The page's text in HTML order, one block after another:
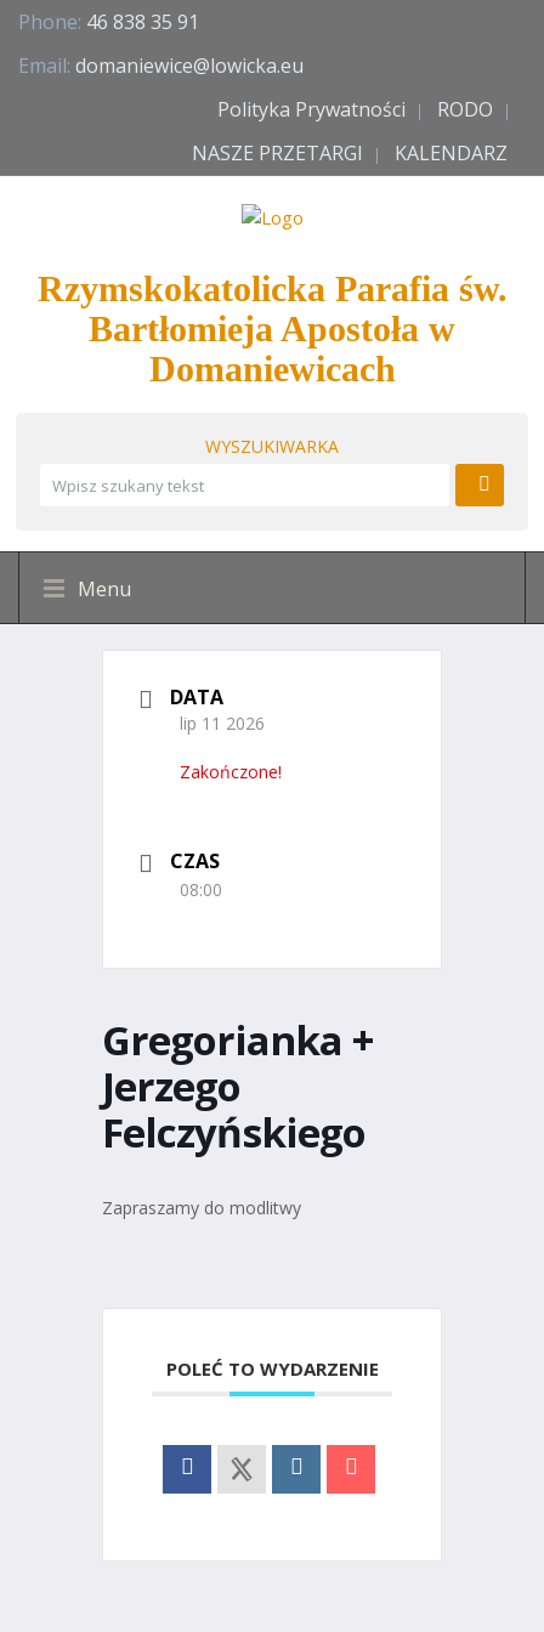
Phone: 46 838 35 91
Email: domaniewice@lowicka.eu
Polityka Prywatności
RODO
NASZE PRZETARGI
KALENDARZ
Rzymskokatolicka Parafia św.
Bartłomieja Apostoła w
Domaniewicach
WYSZUKIWARKA
Menu
DATA
lip 11 2026
Zakończone!
CZAS
08:00
Gregorianka +
Jerzego
Felczyńskiego
Zapraszamy do modlitwy
POLEĆ TO WYDARZENIE